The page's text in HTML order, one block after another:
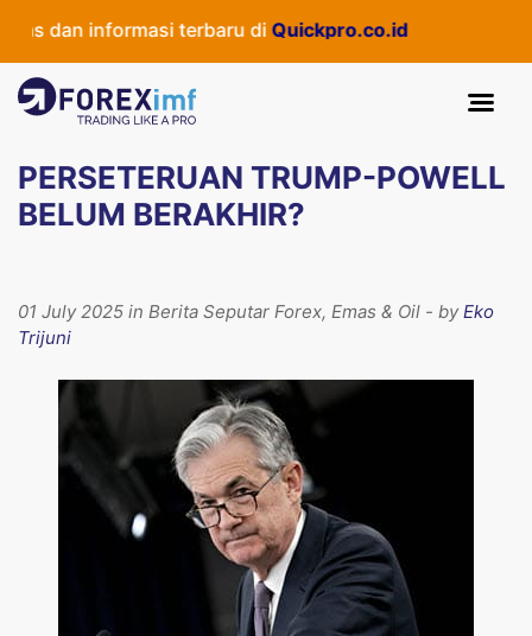
dan informasi terbaru di Quickpro.co.id
PERSETERUAN TRUMP-POWELL
BELUM BERAKHIR?
01 July 2025 in Berita Seputar Forex, Emas & Oil - byEko
Trijuni